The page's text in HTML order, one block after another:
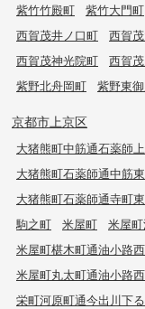
紫竹竹殿町
紫竹大門町
西賀茂井ノ口町
西賀
西賀茂神光院町
西賀
紫野北舟岡町
紫野東
京都市上京区
大猪熊町中筋通石薬師
大猪熊町石薬師通中筋
大猪熊町石薬師通寺町
駒之町
米屋町 米屋
米屋町椹木町通油小路
米屋町丸太町通油小路
栄町河原町通今出川下る